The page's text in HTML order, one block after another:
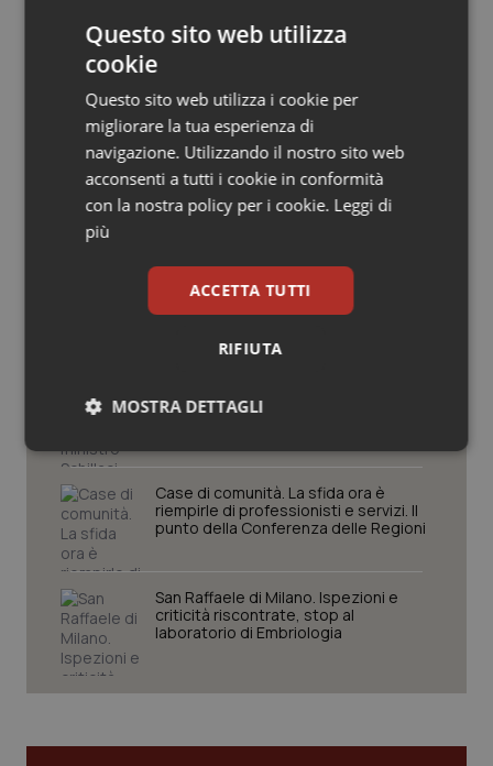
Salute orale & impianti
Tiroide
Tumore al seno
Tumori del Polmone & Testa Collo
Vaccini
Potrebbe interessarti in
Piemonte
Settimana della Scienza dello
Spallanzani: capire la ricerca per
comprendere il presente
Schillaci: “Gli attuali indicatori non
Case di comunità. La sfida ora è
riempirle di professionisti e servizi. Il
punto della Conferenza delle Regioni
San Raffaele di Milano. Ispezioni e
criticità riscontrate, stop al
laboratorio di Embriologia
Questo sito web utilizza
cookie
Questo sito web utilizza i cookie per
migliorare la tua esperienza di
navigazione. Utilizzando il nostro sito web
acconsenti a tutti i cookie in conformità
con la nostra policy per i cookie. Leggi di
più
ACCETTA TUTTI
RIFIUTA
MOSTRA DETTAGLI
Necessari Statistici Marketing
Necessari Statistici Marketing
I cookie necessari contribuiscono a rendere fruibile il
sito web abilitandone funzionalità di base quali la
Nome
Fornitore/Dominio